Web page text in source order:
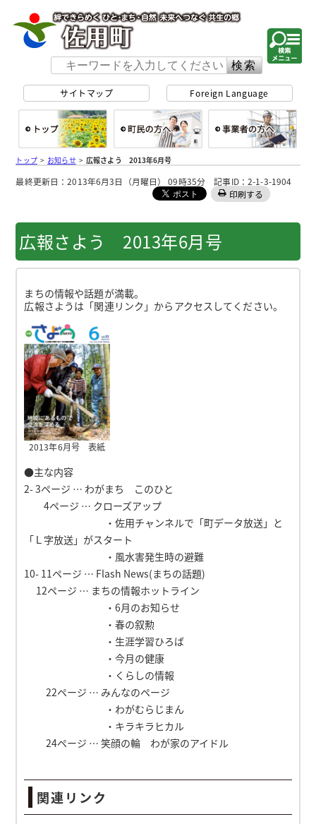
サイトマップ Foreign Language
総合トップ
トップ> お知らせ>広報さよう 2013年6月号
最終更新日：2013年6月3日（月曜日） 09時35分 記事ID：2-1-3-1904
印刷する
広報さよう 2013年6月号
まちの情報や話題が満載。
広報さようは「関連リンク」からアクセスしてください。
2013年6月号 表紙
●主な内容
2- 3ページ … わがまち このひと
4ページ … クローズアップ
・佐用チャンネルで「町データ放送」と
「Ｌ字放送」がスタート
・風水害発生時の避難
10- 11ページ … Flash News(まちの話題)
12ページ … まちの情報ホットライン
・6月のお知らせ
・春の叙勲
・生涯学習ひろば
・今月の健康
・くらしの情報
22ページ … みんなのページ
・わがむらじまん
・キラキラヒカル
24ページ … 笑顔の輪 わが家のアイドル
関連リンク